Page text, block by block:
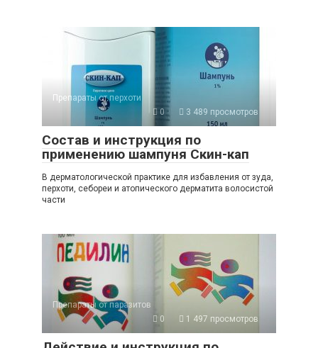
Препараты от перхоти
0
3 489 просмотров
Состав и инструкция по
применению шампуня Скин-кап
В дерматологической практике для избавления от зуда,
перхоти, себореи и атопического дерматита волосистой
части
Препараты от паразитов
0
1 497 просмотров